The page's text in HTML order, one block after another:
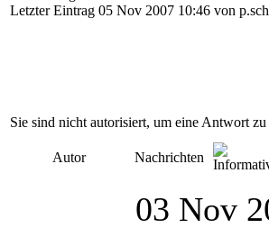
Letzter Eintrag 05 Nov 2007 10:46 von
Sie sind nicht autorisiert, um eine Antwort zu
Autor Nachrichten
03 Nov